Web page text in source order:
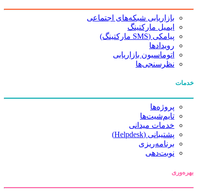
بازاریابی شبکه‌های اجتماعی
ایمیل مارکتینگ
پیامکی (SMS مارکتینگ)
رویدادها
اتوماسیون بازاریابی
نظرسنجی‌ها
خدمات
پروژه‌ها
تایم‌شیت‌ها
خدمات میدانی
پشتیبانی (Helpdesk)
برنامه‌ریزی
نوبت‌دهی
بهره‌وری